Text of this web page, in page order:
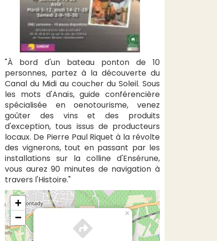
"À bord d'un bateau ponton de 10
personnes, partez à la découverte du
Canal du Midi au coucher du Soleil. Sous
les mots d'Anaïs, guide conférencière
spécialisée en oenotourisme, venez
goûter des vins et des produits
d'exception, tous issus de producteurs
locaux. De Pierre Paul Riquet à la révolte
des vignerons, tout en passant par les
installations sur la colline d'Ensérune,
vous aurez 90 minutes de navigation à
travers l'Histoire."
×
+
−